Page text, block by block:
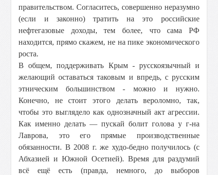
правительством. Согласитесь, совершенно неразумно
(если и законно) тратить на это российские
нефтегазовые доходы, тем более, что сама РФ
находится, прямо скажем, не на пике экономического
роста.
В общем, поддерживать Крым - русскоязычный и
желающий оставаться таковым и впредь, с русским
этническим большинством - можно и нужно.
Конечно, не стоит этого делать вероломно, так,
чтобы это выглядело как однозначный акт агрессии.
Как именно делать — пускай болит голова у г-на
Лаврова, это его прямые производственные
обязанности. В 2008 г. же худо-бедно получилось (с
Абхазией и Южной Осетией). Время для раздумий
всё ещё есть (правда, немного, до выборов